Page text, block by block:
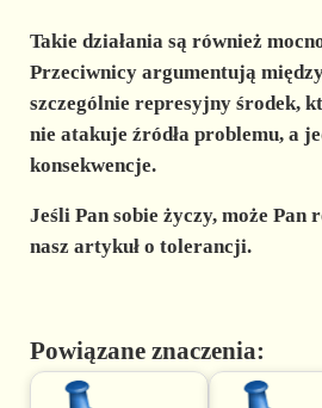
Takie działania są również
Przeciwnicy argumentują
szczególnie represyjny środek,
nie atakuje źródła problemu, a
konsekwencje.
Jeśli Pan sobie życzy, może Pan
nasz artykuł o tolerancji.
Powiązane znaczenia: